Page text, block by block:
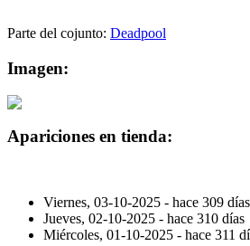
Parte del cojunto: Deadpool
Imagen:
Apariciones en tienda:
Viernes, 03-10-2025 - hace 309 días
Jueves, 02-10-2025 - hace 310 días
Miércoles, 01-10-2025 - hace 311